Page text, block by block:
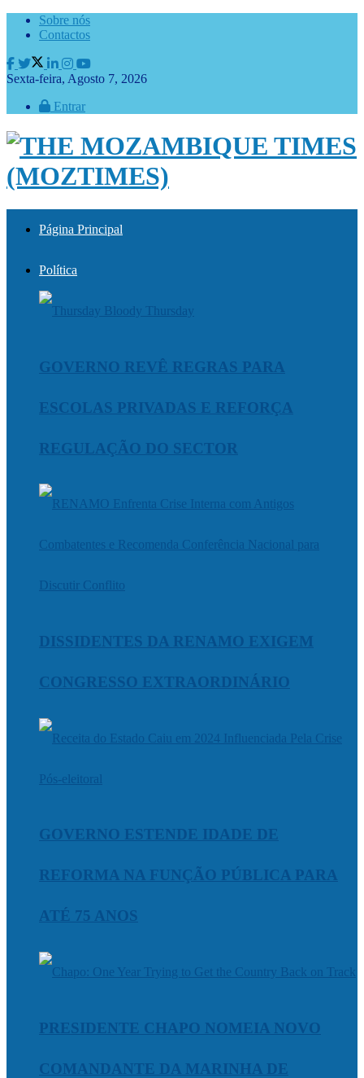
Sobre nós
Contactos
Sexta-feira, Agosto 7, 2026
Entrar
Página Principal
Política
GOVERNO REVÊ REGRAS PARA
ESCOLAS PRIVADAS E REFORÇA
REGULAÇÃO DO SECTOR
DISSIDENTES DA RENAMO EXIGEM
CONGRESSO EXTRAORDINÁRIO
GOVERNO ESTENDE IDADE DE
REFORMA NA FUNÇÃO PÚBLICA PARA
ATÉ 75 ANOS
PRESIDENTE CHAPO NOMEIA NOVO
COMANDANTE DA MARINHA DE